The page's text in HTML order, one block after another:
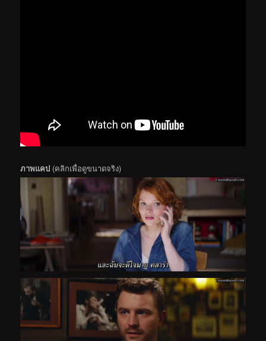
ภาพแคป (คลิกเพื่อดูขนาดจริง)